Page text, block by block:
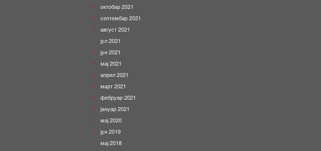
октобар 2021
септембар 2021
август 2021
јул 2021
јун 2021
мај 2021
април 2021
март 2021
фебруар 2021
јануар 2021
мај 2020
јун 2019
мај 2018